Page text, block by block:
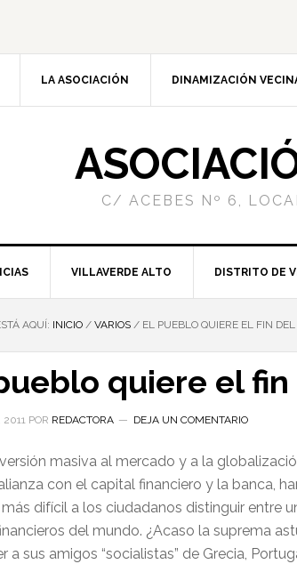
LA ASOCIACIÓN DINAMIZACIÓN
C/ ACEBES Nº 6,
VILLAVERDE ALTO DISTRITO DE
AQUÍ: INICIO / VARIOS / EL PUEBLO QUIERE EL FIN
quiere el
2011 POR REDACTORA DEJA UN COMENTARIO
masiva al mercado y a la
con el capital financiero y la banca,
difícil a los ciudadanos distinguir entre
del mundo. ¿Acaso la suprema
a sus amigos “socialistas” de Grecia,